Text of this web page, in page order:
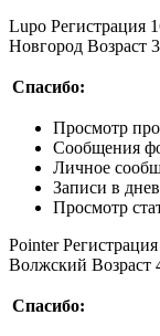
Lupo Регистрация
Новгород Возраст
Спасибо:
Просмотр
Сообщения
Личное
Записи в
Просмотр
Pointer
Волжский Возраст
Спасибо: